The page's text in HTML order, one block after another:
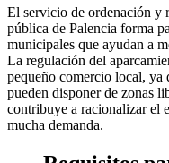
El servicio de ordenación y
pública de Palencia forma
municipales que ayudan a
La regulación del
pequeño comercio local, ya
pueden disponer de zonas
contribuye a racionalizar el
mucha demanda.